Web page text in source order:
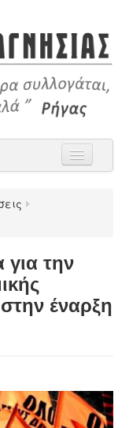
την
έναρξη